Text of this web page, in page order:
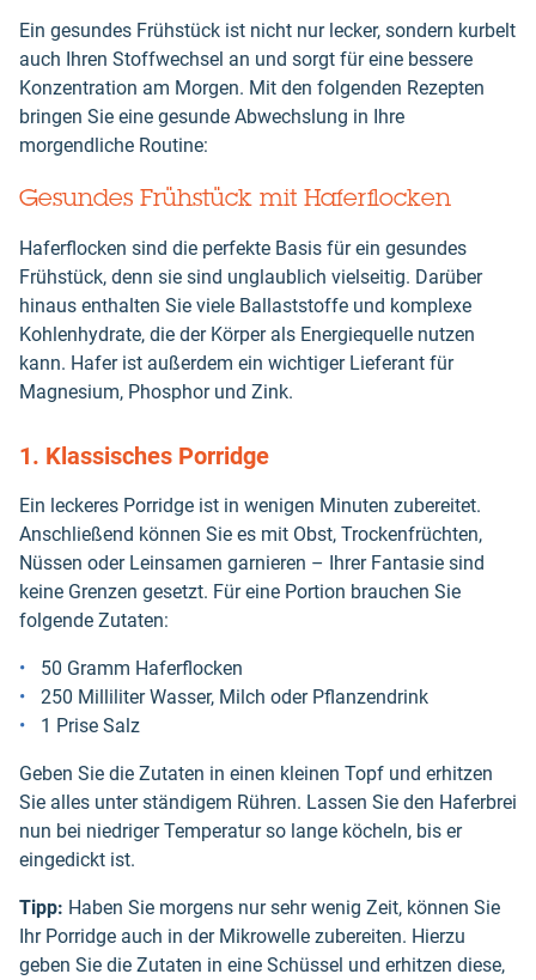
Ein gesundes Frühstück ist nicht nur lecker, sondern kurbelt
auch Ihren Stoffwechsel an und sorgt für eine bessere
Konzentration am Morgen. Mit den folgenden Rezepten
bringen Sie eine gesunde Abwechslung in Ihre
morgendliche Routine:
Gesundes Frühstück mit Haferflocken
Haferflocken sind die perfekte Basis für ein gesundes
Frühstück, denn sie sind unglaublich vielseitig. Darüber
hinaus enthalten Sie viele Ballaststoffe und komplexe
Kohlenhydrate, die der Körper als Energiequelle nutzen
kann. Hafer ist außerdem ein wichtiger Lieferant für
Magnesium, Phosphor und Zink.
1. Klassisches Porridge
Ein leckeres Porridge ist in wenigen Minuten zubereitet.
Anschließend können Sie es mit Obst, Trockenfrüchten,
Nüssen oder Leinsamen garnieren – Ihrer Fantasie sind
keine Grenzen gesetzt. Für eine Portion brauchen Sie
folgende Zutaten:
50 Gramm Haferflocken
250 Milliliter Wasser, Milch oder Pflanzendrink
1 Prise Salz
Geben Sie die Zutaten in einen kleinen Topf und erhitzen
Sie alles unter ständigem Rühren. Lassen Sie den Haferbrei
nun bei niedriger Temperatur so lange köcheln, bis er
eingedickt ist.
Tipp: Haben Sie morgens nur sehr wenig Zeit, können Sie
Ihr Porridge auch in der Mikrowelle zubereiten. Hierzu
geben Sie die Zutaten in eine Schüssel und erhitzen diese,